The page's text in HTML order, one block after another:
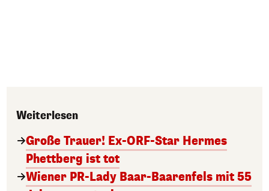
Weiterlesen
Große Trauer! Ex-ORF-Star Hermes
Phettberg ist tot
Wiener PR-Lady Baar-Baarenfels mit 55